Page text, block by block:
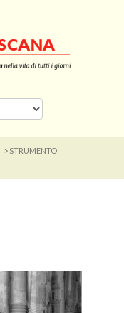
> STRUMENTO